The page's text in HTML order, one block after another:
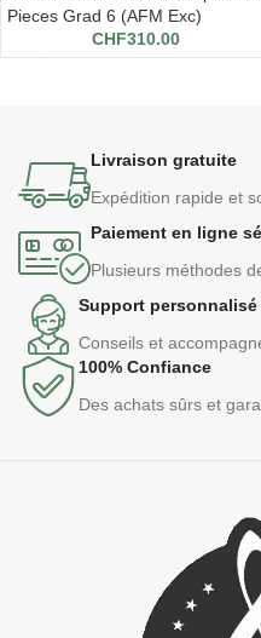
Pieces Grad 6 (AFM Exc)
CHF310.00
Livraison gratuite
Expédition rapide et
Paiement en ligne
Plusieurs méthodes
Support personnalisé
Conseils et
100% Confiance
Des achats sûrs et